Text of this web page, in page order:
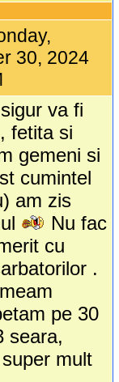
30, 2024
va fi
fetita si
gemeni si
cumintel
am zis
Nu fac
cu
.
pe 30
seara,
mult